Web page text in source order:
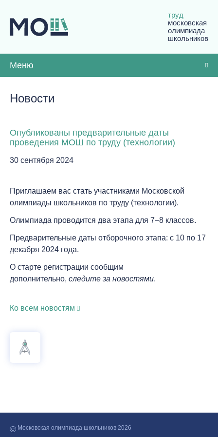
труд
московская
олимпиада
школьников
Меню
Новости
Опубликованы предварительные даты
проведения МОШ по труду (технологии)
30 сентября 2024
Приглашаем вас стать участниками Московской
олимпиады школьников по труду (технологии).
Олимпиада проводится два этапа для 7–8 классов.
Предварительные даты отборочного этапа: с 10 по 17
декабря 2024 года.
О старте регистрации сообщим
дополнительно, следите за новостями.
Ко всем новостям
© Московская олимпиада школьников 2026